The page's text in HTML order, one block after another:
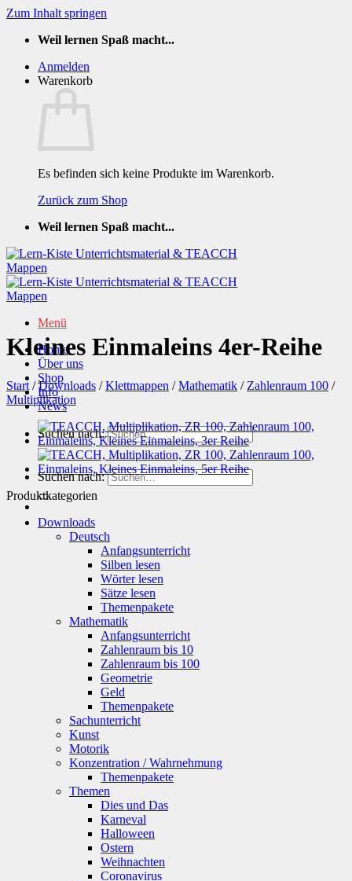
Zum Inhalt springen
Weil lernen Spaß macht...
Anmelden
Warenkorb
Es befinden sich keine Produkte im Warenkorb.
Zurück zum Shop
Weil lernen Spaß macht...
Menü
Home
Über uns
Shop
Info
News
Suchen nach:
Suchen nach:
Kleines Einmaleins 4er-Reihe
Start / Downloads / Klettmappen / Mathematik / Zahlenraum 100 /
Multiplikation
Produktkategorien
Downloads
Deutsch
Anfangsunterricht
Silben lesen
Wörter lesen
Sätze lesen
Themenpakete
Mathematik
Anfangsunterricht
Zahlenraum bis 10
Zahlenraum bis 100
Geometrie
Geld
Themenpakete
Sachunterricht
Kunst
Motorik
Konzentration / Wahrnehmung
Themenpakete
Themen
Dies und Das
Karneval
Halloween
Ostern
Weihnachten
Coronavirus